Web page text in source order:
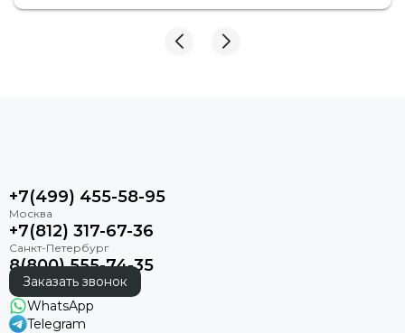
+7(499) 455-58-95
+7(812) 317-67-36
8(800) 555-74-35
Заказать звонок
WhatsApp
Telegram